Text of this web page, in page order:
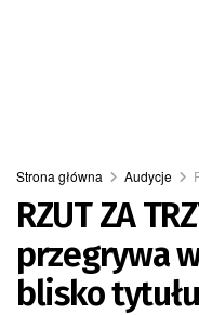
Strona główna Audycje
RZUT ZA
przegrywa
blisko